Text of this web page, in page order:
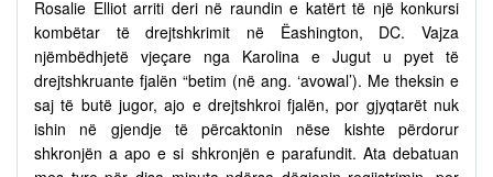
Rosalie Elliot arriti deri në raundin e katërt të një konkursi
kombëtar të drejtshkrimit në Ëashington, DC. Vajza
njëmbëdhjetë vjeçare nga Karolina e Jugut u pyet të
drejtshkruante fjalën “betim (në ang. ‘avowal’). Me theksin e
saj të butë jugor, ajo e drejtshkroi fjalën, por gjyqtarët nuk
ishin në gjendje të përcaktonin nëse kishte përdorur
shkronjën a apo e si shkronjën e parafundit. Ata debatuan